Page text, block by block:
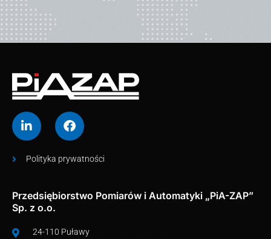
Polityka prywatności
Przedsiębiorstwo Pomiarów i Automatyki „PiA-ZAP”
Sp. z o.o.
24-110 Puławy